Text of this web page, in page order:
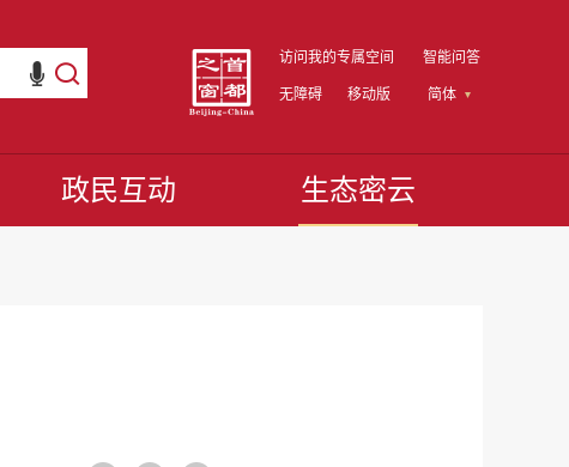
访问我的专属空间 智能问答
无障碍 移动版 简体
政民互动 生态密云